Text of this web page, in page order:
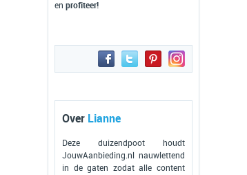
en profiteer!
Over Lianne
Deze duizendpoot houdt
JouwAanbieding.nl nauwlettend
in de gaten zodat alle content